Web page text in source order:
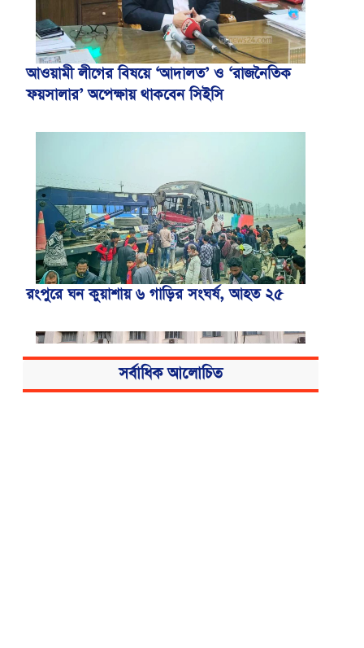
আওয়ামী লীগের বিষয়ে ‘আদালত’ ও ‘রাজনৈতিক
ফয়সালার’ অপেক্ষায় থাকবেন সিইসি
রংপুরে ঘন কুয়াশায় ৬ গাড়ির সংঘর্ষ, আহত ২৫
সর্বাধিক আলোচিত